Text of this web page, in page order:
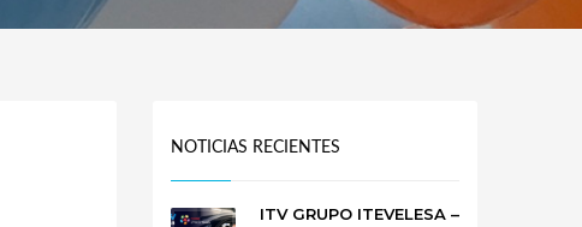
NOTICIAS RECIENTES
ITV GRUPO ITEVELESA –